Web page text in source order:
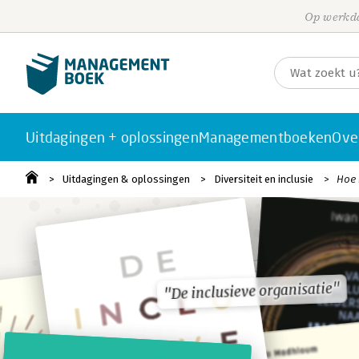
Op
Uitdagingen + oplossingenManagementboeken
Uitdagingen & oplossingen Diversiteit en inclusie
"De inclusieve organisatie"
"De inclusieve organisatie"